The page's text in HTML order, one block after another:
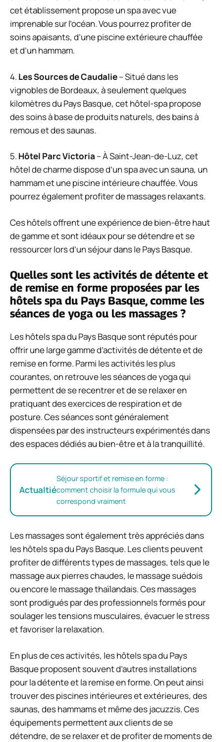
cet établissement propose un spa avec vue
imprenable sur l’océan. Vous pourrez profiter de
soins apaisants, d’une piscine extérieure chauffée
et d’un hammam.
4. Les Sources de Caudalie– Situé dans les
vignobles de Bordeaux, à seulement quelques
kilomètres du Pays Basque, cet hôtel-spa propose
des soins à base de produits naturels, des bains à
remous et des saunas.
5. Hôtel Parc Victoria – À Saint-Jean-de-Luz, cet
hôtel de charme dispose d’un spa avec un sauna, un
hammam et une piscine intérieure chauffée. Vous
pourrez également profiter de massages relaxants.
Ces hôtels offrent une expérience de bien-être haut
de gamme et sont idéaux pour se détendre et se
ressourcer lors d’un séjour dans le Pays Basque.
Quelles sont les activités de détente et
de remise en forme proposées par les
hôtels spa du Pays Basque, comme les
séances de yoga ou les massages ?
Les hôtels spa du Pays Basque sont réputés pour
offrir une large gamme d’activités de détente et de
remise en forme. Parmi les activités les plus
courantes, on retrouve les séances de yogaqui
permettent de se recentrer et de se relaxer en
pratiquant des exercices de respiration et de
posture. Ces séances sont généralement
dispensées par des instructeurs expérimentés dans
des espaces dédiés au bien-être et à la tranquillité.
Actualtié
Séjour sportif et remise en forme :
comment choisir la formule qui vous
correspond vraiment
Les massagessont également très appréciés dans
les hôtels spa du Pays Basque. Les clients peuvent
profiter de différents types de massages, tels que le
massage aux pierres chaudes, le massage suédois
ou encore le massage thaïlandais. Ces massages
sont prodigués par des professionnels formés pour
soulager les tensions musculaires, évacuer le stress
et favoriser la relaxation.
En plus de ces activités, les hôtels spa du Pays
Basque proposent souvent d’autres installations
pour la détente et la remise en forme. On peut ainsi
trouver des piscines intérieures et extérieures, des
saunas, des hammams et même des jacuzzis. Ces
équipements permettent aux clients de se
détendre, de se relaxer et de profiter de moments de